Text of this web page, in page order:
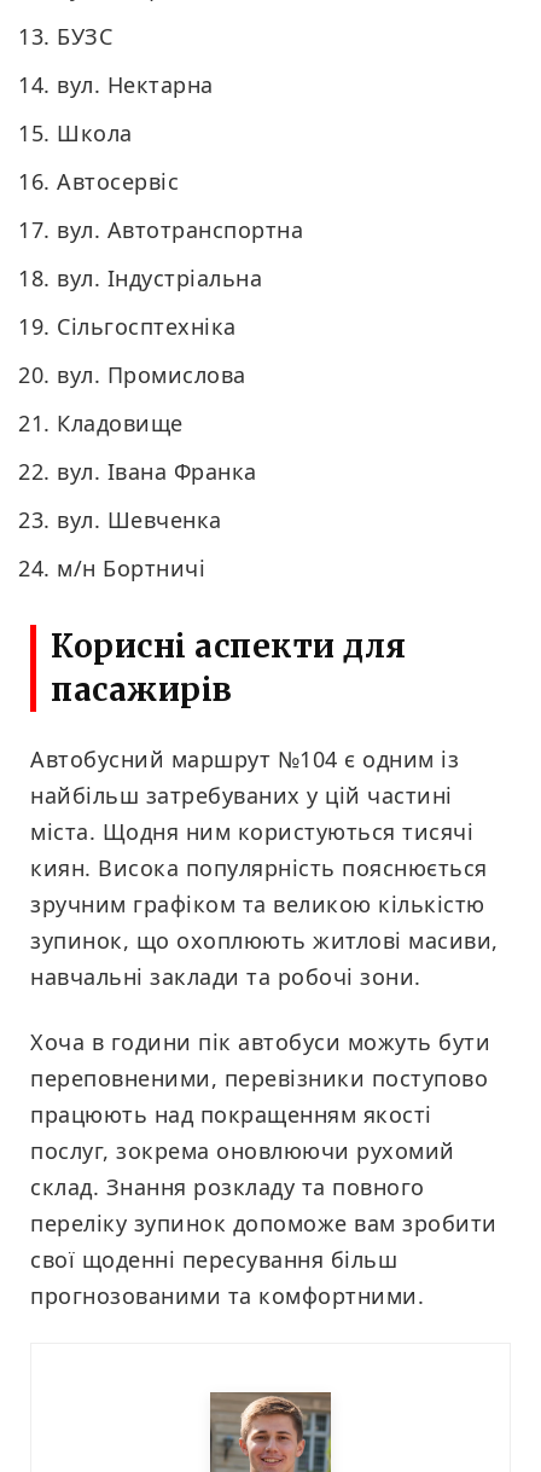
БУЗС
вул. Нектарна
Школа
Автосервіс
вул. Автотранспортна
вул. Індустріальна
Сільгосптехніка
вул. Промислова
Кладовище
вул. Івана Франка
вул. Шевченка
м/н Бортничі
Корисні аспекти для
пасажирів
Автобусний маршрут №104 є одним із
найбільш затребуваних у цій частині
міста. Щодня ним користуються тисячі
киян. Висока популярність пояснюється
зручним графіком та великою кількістю
зупинок, що охоплюють житлові масиви,
навчальні заклади та робочі зони.
Хоча в години пік автобуси можуть бути
переповненими, перевізники поступово
працюють над покращенням якості
послуг, зокрема оновлюючи рухомий
склад. Знання розкладу та повного
переліку зупинок допоможе вам зробити
свої щоденні пересування більш
прогнозованими та комфортними.